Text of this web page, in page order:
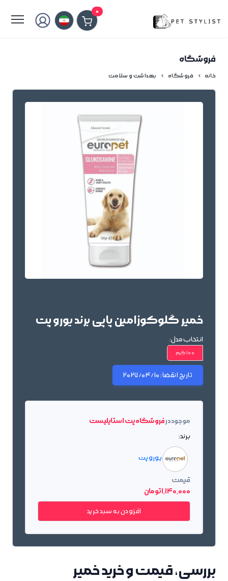
0
فروشگاه
خانه فروشگاه بهداشت و سلامت
خمیر گلوکوزامین پاپی برند یورو پت
انتخاب مدل:
100 گرم
تاریخ انقضا:2027/04/10
موجود درفروشگاه پت استایلیست
برند:
یورو پت
قیمت
1٬140٬000 تومان
افزودن به سبد خرید
بررسی، قیمت و خرید خمیر